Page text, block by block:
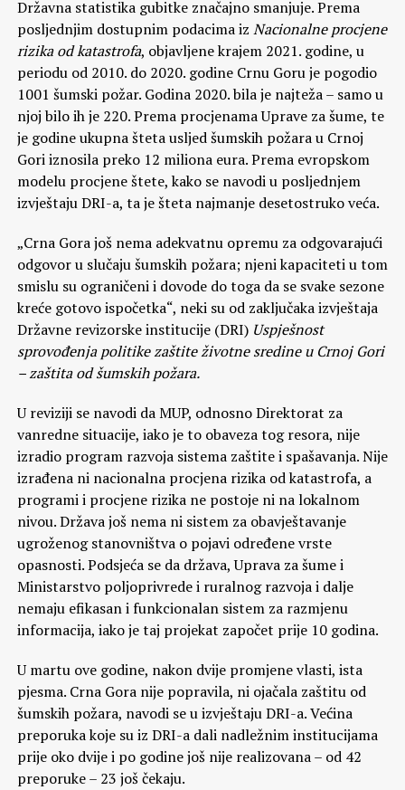
Državna statistika gubitke značajno smanjuje. Prema
posljednjim dostupnim podacima iz Nacionalne procjene
rizika od katastrofa, objavljene krajem 2021. godine, u
periodu od 2010. do 2020. godine Crnu Goru je pogodio
1001 šumski požar. Godina 2020. bila je najteža – samo u
njoj bilo ih je 220. Prema procjenama Uprave za šume, te
je godine ukupna šteta usljed šumskih požara u Crnoj
Gori iznosila preko 12 miliona eura. Prema evropskom
modelu procjene štete, kako se navodi u posljednjem
izvještaju DRI-a, ta je šteta najmanje desetostruko veća.
„Crna Gora još nema adekvatnu opremu za odgovarajući
odgovor u slučaju šumskih požara; njeni kapaciteti u tom
smislu su ograničeni i dovode do toga da se svake sezone
kreće gotovo ispočetka“, neki su od zaključaka izvještaja
Državne revizorske institucije (DRI) Uspješnost
sprovođenja politike zaštite životne sredine u Crnoj Gori
– zaštita od šumskih požara.
U reviziji se navodi da MUP, odnosno Direktorat za
vanredne situacije, iako je to obaveza tog resora, nije
izradio program razvoja sistema zaštite i spašavanja. Nije
izrađena ni nacionalna procjena rizika od katastrofa, a
programi i procjene rizika ne postoje ni na lokalnom
nivou. Država još nema ni sistem za obavještavanje
ugroženog stanovništva o pojavi određene vrste
opasnosti. Podsjeća se da država, Uprava za šume i
Ministarstvo poljoprivrede i ruralnog razvoja i dalje
nemaju efikasan i funkcionalan sistem za razmjenu
informacija, iako je taj projekat započet prije 10 godina.
U martu ove godine, nakon dvije promjene vlasti, ista
pjesma. Crna Gora nije popravila, ni ojačala zaštitu od
šumskih požara, navodi se u izvještaju DRI-a. Većina
preporuka koje su iz DRI-a dali nadležnim institucijama
prije oko dvije i po godine još nije realizovana – od 42
preporuke – 23 još čekaju.